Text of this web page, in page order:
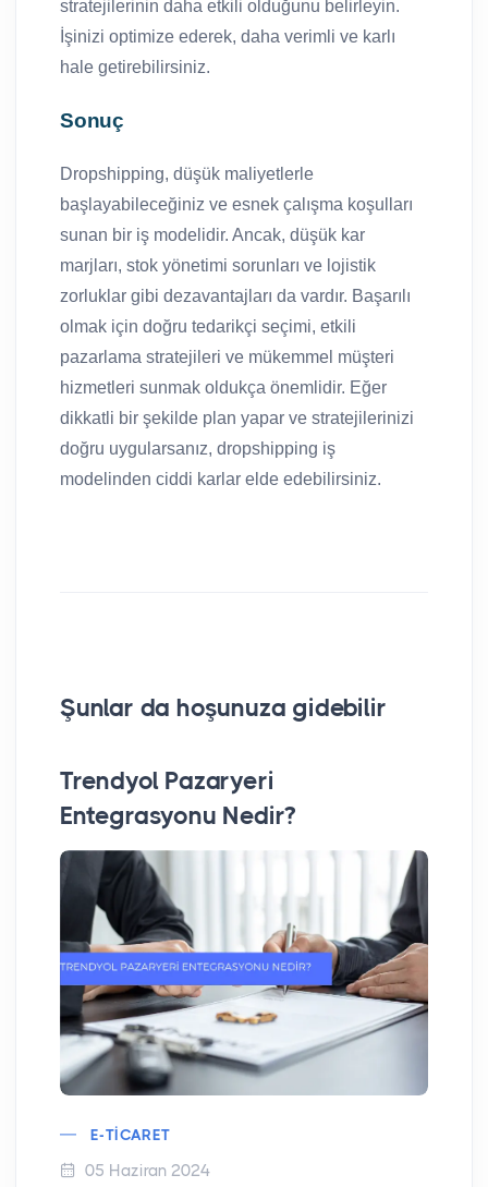
stratejilerinin daha etkili olduğunu belirleyin.
İşinizi optimize ederek, daha verimli ve karlı
hale getirebilirsiniz.
Sonuç
Dropshipping, düşük maliyetlerle
başlayabileceğiniz ve esnek çalışma koşulları
sunan bir iş modelidir. Ancak, düşük kar
marjları, stok yönetimi sorunları ve lojistik
zorluklar gibi dezavantajları da vardır. Başarılı
olmak için doğru tedarikçi seçimi, etkili
pazarlama stratejileri ve mükemmel müşteri
hizmetleri sunmak oldukça önemlidir. Eğer
dikkatli bir şekilde plan yapar ve stratejilerinizi
doğru uygularsanız, dropshipping iş
modelinden ciddi karlar elde edebilirsiniz.
Şunlar da hoşunuza gidebilir
Trendyol Pazaryeri
Entegrasyonu Nedir?
E-TICARET
05 Haziran 2024